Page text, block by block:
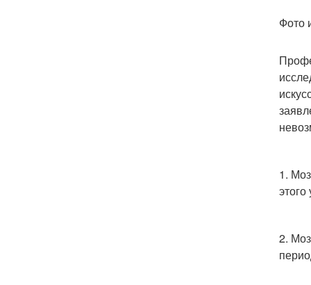
Фото
1.
2.